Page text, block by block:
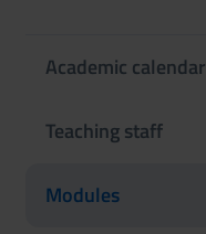
Academic calendar
Teaching staff
Modules